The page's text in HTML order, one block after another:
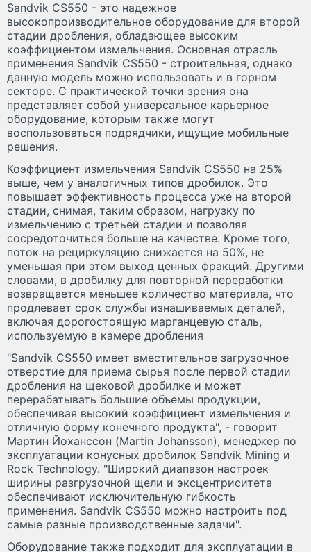
Sandvik CS550 - это надежное
высокопроизводительное оборудование для второй
стадии дробления, обладающее высоким
коэффициентом измельчения. Основная отрасль
применения Sandvik CS550 - строительная, однако
данную модель можно использовать и в горном
секторе. С практической точки зрения она
представляет собой универсальное карьерное
оборудование, которым также могут
воспользоваться подрядчики, ищущие мобильные
решения.
Коэффициент измельчения Sandvik CS550 на 25%
выше, чем у аналогичных типов дробилок. Это
повышает эффективность процесса уже на второй
стадии, снимая, таким образом, нагрузку по
измельчению с третьей стадии и позволяя
сосредоточиться больше на качестве. Кроме того,
поток на рециркуляцию снижается на 50%, не
уменьшая при этом выход ценных фракций. Другими
словами, в дробилку для повторной переработки
возвращается меньшее количество материала, что
продлевает срок службы изнашиваемых деталей,
включая дорогостоящую марганцевую сталь,
используемую в камере дробления
"Sandvik CS550 имеет вместительное загрузочное
отверстие для приема сырья после первой стадии
дробления на щековой дробилке и может
перерабатывать большие объемы продукции,
обеспечивая высокий коэффициент измельчения и
отличную форму конечного продукта", - говорит
Мартин Йоханссон (Martin Johansson), менеджер по
эксплуатации конусных дробилок Sandvik Mining и
Rock Technology. "Широкий диапазон настроек
ширины разгрузочной щели и эксцентриситета
обеспечивают исключительную гибкость
применения. Sandvik CS550 можно настроить под
самые разные производственные задачи".
Оборудование также подходит для эксплуатации в